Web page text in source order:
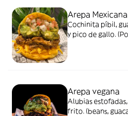
Arepa Mexicana
Cochinita píbil,
y pico de gallo.
Arepa vegana
Alubias
frito. (beans,